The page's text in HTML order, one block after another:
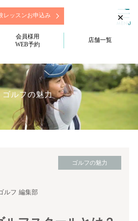
レッスンお申込み
会員様用
WEB予約
店舗一覧
ゴルフの魅力
ゴルフの魅力
ルフ 編集部
×